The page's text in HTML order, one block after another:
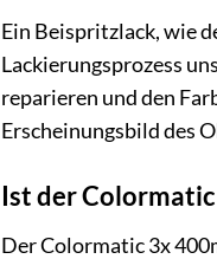
Ein Beispritzlack, wie
Lackierungsprozess
reparieren und den
Erscheinungsbild des
Ist der
Der Colormatic 3x